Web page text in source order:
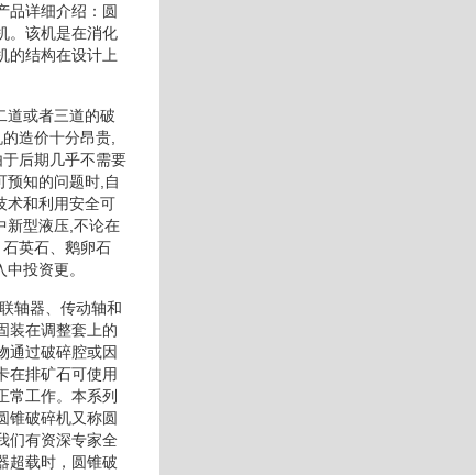
品详细介绍：圆
。该机是在消化
的结构在设计上
道或者三道的破
造价十分昂贵,
后期几乎不需要
预知的问题时,自
术和利用安全可
新型液压,不论在
英石、鹅卵石
投资更。
轴器、传动轴和
装在调整套上的
通过破碎腔或因
在排矿石可使用
常工作。本系列
锥破碎机又称圆
们有资深专家全
超载时，圆锥破